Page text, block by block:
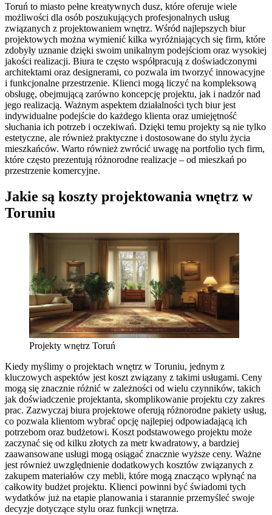
Toruń to miasto pełne kreatywnych dusz, które oferuje wiele
możliwości dla osób poszukujących profesjonalnych usług
związanych z projektowaniem wnętrz. Wśród najlepszych biur
projektowych można wymienić kilka wyróżniających się firm, które
zdobyły uznanie dzięki swoim unikalnym podejściom oraz wysokiej
jakości realizacji. Biura te często współpracują z doświadczonymi
architektami oraz designerami, co pozwala im tworzyć innowacyjne
i funkcjonalne przestrzenie. Klienci mogą liczyć na kompleksową
obsługę, obejmującą zarówno koncepcję projektu, jak i nadzór nad
jego realizacją. Ważnym aspektem działalności tych biur jest
indywidualne podejście do każdego klienta oraz umiejętność
słuchania ich potrzeb i oczekiwań. Dzięki temu projekty są nie tylko
estetyczne, ale również praktyczne i dostosowane do stylu życia
mieszkańców. Warto również zwrócić uwagę na portfolio tych firm,
które często prezentują różnorodne realizacje – od mieszkań po
przestrzenie komercyjne.
Jakie są koszty projektowania wnętrz w
Toruniu
Projekty wnętrz Toruń
Kiedy myślimy o projektach wnętrz w Toruniu, jednym z
kluczowych aspektów jest koszt związany z takimi usługami. Ceny
mogą się znacznie różnić w zależności od wielu czynników, takich
jak doświadczenie projektanta, skomplikowanie projektu czy zakres
prac. Zazwyczaj biura projektowe oferują różnorodne pakiety usług,
co pozwala klientom wybrać opcję najlepiej odpowiadającą ich
potrzebom oraz budżetowi. Koszt podstawowego projektu może
zaczynać się od kilku złotych za metr kwadratowy, a bardziej
zaawansowane usługi mogą osiągać znacznie wyższe ceny. Ważne
jest również uwzględnienie dodatkowych kosztów związanych z
zakupem materiałów czy mebli, które mogą znacząco wpłynąć na
całkowity budżet projektu. Klienci powinni być świadomi tych
wydatków już na etapie planowania i starannie przemyśleć swoje
decyzje dotyczące stylu oraz funkcji wnętrza.